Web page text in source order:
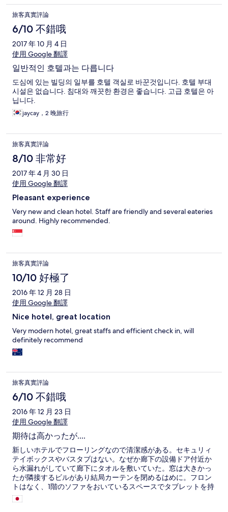
旅客真實評論
6/10 不錯哦
2017 年 10 月 4 日
使用 Google 翻譯
일반적인 호텔과는 다릅니다
도심에 있는 빌딩의 일부를 호텔 객실로 바꾼것입니다. 호텔 부대
시설은 없습니다. 침대와 깨끗한 환경은 좋습니다. 고급 호텔은 아
닙니다.
jaycay，2 晚旅行
旅客真實評論
8/10 非常好
2017 年 4 月 30 日
使用 Google 翻譯
Pleasant experience
Very new and clean hotel. Staff are friendly and several eateries
around. Highly recommended.
旅客真實評論
10/10 好極了
2016 年 12 月 28 日
使用 Google 翻譯
Nice hotel, great location
Very modern hotel, great staffs and efficient check in, will
definitely recommend
旅客真實評論
6/10 不錯哦
2016 年 12 月 23 日
使用 Google 翻譯
期待は高かったが....
新しいホテルでフローリングなので清潔感がある。セキュリィ
テイボックスやバスタブはない。なぜか廊下の設備ドア付近か
ら水漏れがしていて廊下にタオルを敷いていた。窓は大きかっ
たが隣接するビルがあり結局カーテンを閉めるはめに。フロン
トはなく、1階のソファをおいているスペースでタブレットを持
った従業員にいってチェックイン。ただ、早朝とか裏の事務所
に入っていたりして見つけにくく、やや中途半端な気がした。